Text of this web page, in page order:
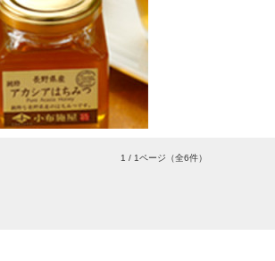
1 / 1ページ （全6件）